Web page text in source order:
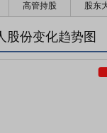
高管持股 股东
股份变化趋势图